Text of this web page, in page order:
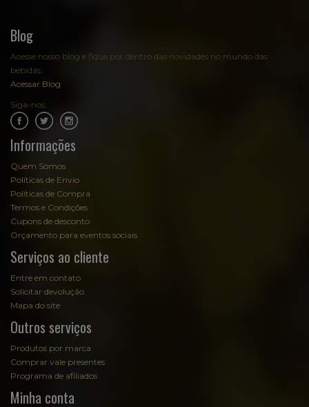
Blog
Acesse nosso blog e fique por dentro das novidades no mundo das
bebidas:
Acessar Blog
Siga-nos:
Informações
Quem Somos
Políticas de Envio
Políticas de Compra
Termos e Condições
Cupons de desconto
Orçamento para eventos sociais
Serviços ao cliente
Entre em contato
Solicitar devolução
Mapa do site
Outros serviços
Produtos por marca
Comprar vale presentes
Programa de afiliados
Minha conta